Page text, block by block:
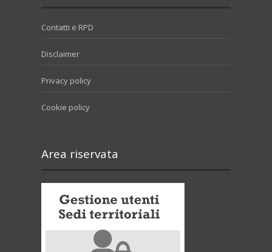
Contatti e RPD
Disclaimer
Privacy policy
Cookie policy
Area riservata